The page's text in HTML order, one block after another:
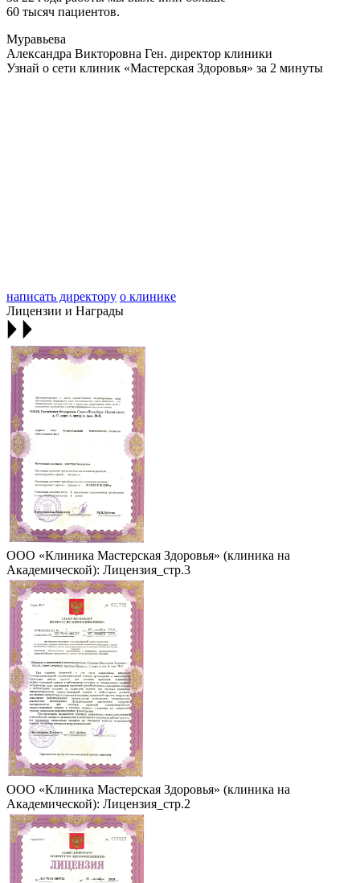
60 тысяч пациентов.
Муравьева
Александра Викторовна Ген. директор клиники
Узнай о сети клиник «Мастерская Здоровья» за 2 минуты
написать директору о клинике
Лицензии и Награды
ООО «Клиника Мастерская Здоровья» (клиника на
Академической): Лицензия_стр.3
ООО «Клиника Мастерская Здоровья» (клиника на
Академической): Лицензия_стр.2